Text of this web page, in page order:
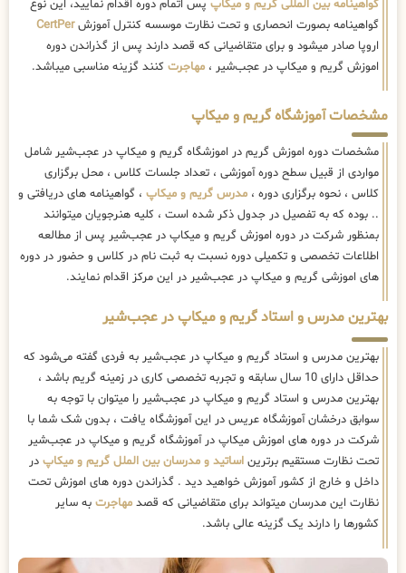
گواهینامه بین المللی گریم و میکاپ پس اتمام دوره اقدام نمایید، این نوع
گواهینامه بصورت انحصاری و تحت نظارت موسسه کنترل آموزشCertPer
اروپا صادر میشود و برای متقاضیانی که قصد دارند پس از گذراندن دوره
اموزش گریم و میکاپ در عجب‌شیر ، مهاجرت کنند گزینه مناسبی میباشد.
مشخصات آموزشگاه گریم و میکاپ
مشخصات دوره اموزش گریم در اموزشگاه گریم و میکاپ در عجب‌شیر شامل
مواردی از قبیل سطح دوره آموزشی ، تعداد جلسات کلاس ، محل برگزاری
کلاس ، نحوه برگزاری دوره ، مدرس گریم و میکاپ ، گواهینامه های دریافتی و
.. بوده که به تفصیل در جدول ذکر شده است ، کلیه هنرجویان میتوانند
بمنظور شرکت در دوره اموزش گریم و میکاپ در عجب‌شیر پس از مطالعه
اطلاعات تخصصی و تکمیلی دوره نسبت به ثبت نام در کلاس و حضور در دوره
های اموزشی گریم و میکاپ در عجب‌شیر در این مرکز اقدام نمایند.
بهترین مدرس و استاد گریم و میکاپ در عجب‌شیر
بهترین مدرس و استاد گریم و میکاپ در عجب‌شیر به فردی گفته می‌شود که
حداقل دارای 10 سال سابقه و تجربه تخصصی کاری در زمینه گریم باشد ،
بهترین مدرس و استاد گریم و میکاپ در عجب‌شیر را میتوان با توجه به
سوابق درخشان آموزشگاه عریس در این آموزشگاه یافت ، بدون شک شما با
شرکت در دوره های اموزش میکاپ در آموزشگاه گریم و میکاپ در عجب‌شیر
تحت نظارت مستقیم برترین اساتید و مدرسان بین الملل گریم و میکاپ در
داخل و خارج از کشور آموزش خواهید دید . گذراندن دوره های اموزش تحت
نظارت این مدرسان میتواند برای متقاضیانی که قصد مهاجرت به سایر
کشورها را دارند یک گزینه عالی باشد.